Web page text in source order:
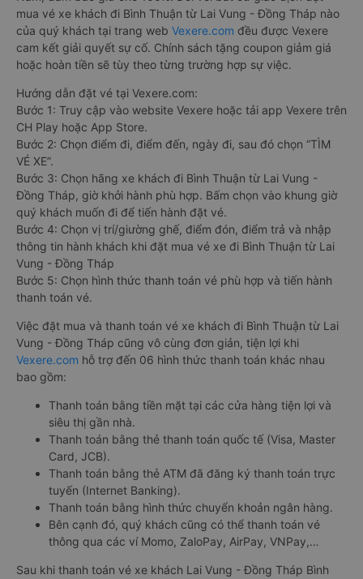
mua vé xe khách đi Bình Thuận từ Lai Vung - Đồng Tháp nào
của quý khách tại trang web Vexere.com đều được Vexere
cam kết giải quyết sự cố. Chính sách tặng coupon giảm giá
hoặc hoàn tiền sẽ tùy theo từng trường hợp sự việc.
Hướng dẫn đặt vé tại Vexere.com:
Bước 1: Truy cập vào website Vexere hoặc tải app Vexere trên
CH Play hoặc App Store.
Bước 2: Chọn điểm đi, điểm đến, ngày đi, sau đó chọn “TÌM
VÉ XE”.
Bước 3: Chọn hãng xe khách đi Bình Thuận từ Lai Vung -
Đồng Tháp, giờ khởi hành phù hợp. Bấm chọn vào khung giờ
quý khách muốn đi để tiến hành đặt vé.
Bước 4: Chọn vị trí/giường ghế, điểm đón, điểm trả và nhập
thông tin hành khách khi đặt mua vé xe đi Bình Thuận từ Lai
Vung - Đồng Tháp
Bước 5: Chọn hình thức thanh toán vé phù hợp và tiến hành
thanh toán vé.
Việc đặt mua và thanh toán vé xe khách đi Bình Thuận từ Lai
Vung - Đồng Tháp cũng vô cùng đơn giản, tiện lợi khi
Vexere.com hỗ trợ đến 06 hình thức thanh toán khác nhau
bao gồm:
Thanh toán bằng tiền mặt tại các cửa hàng tiện lợi và
siêu thị gần nhà.
Thanh toán bằng thẻ thanh toán quốc tế (Visa, Master
Card, JCB).
Thanh toán bằng thẻ ATM đã đăng ký thanh toán trực
tuyến (Internet Banking).
Thanh toán bằng hình thức chuyển khoản ngân hàng.
Bên cạnh đó, quý khách cũng có thể thanh toán vé
thông qua các ví Momo, ZaloPay, AirPay, VNPay,…
Sau khi thanh toán vé xe khách Lai Vung - Đồng Tháp Bình